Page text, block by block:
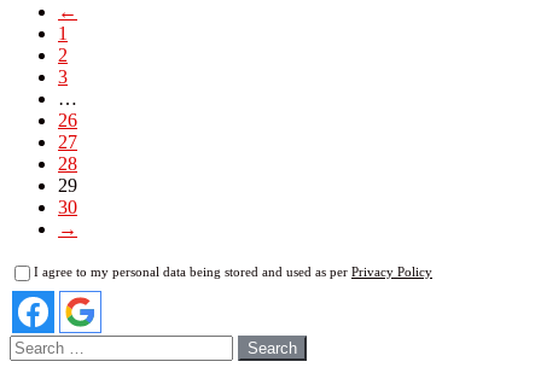
←
1
2
3
…
26
27
28
29
30
→
I agree to my personal data being stored and used as per Privacy Policy
Search
for: